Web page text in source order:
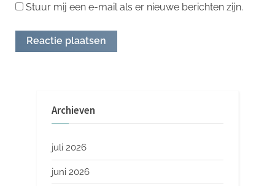
Stuur mij een e-mail als er nieuwe berichten zijn.
Archieven
juli 2026
juni 2026